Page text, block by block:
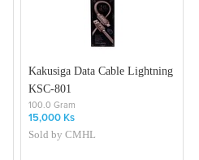
Kakusiga Data Cable Lightning
KSC-801
100.0 Gram
15,000 Ks
Sold byCMHL